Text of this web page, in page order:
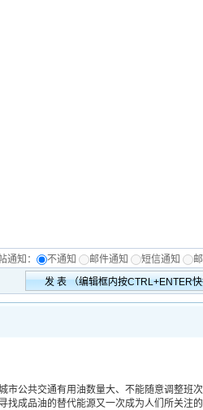
通知： 不通知 邮件通知 短信通知
共交通有用油数量大、不能随意调整班
成品油的替代能源又一次成为人们所关注的